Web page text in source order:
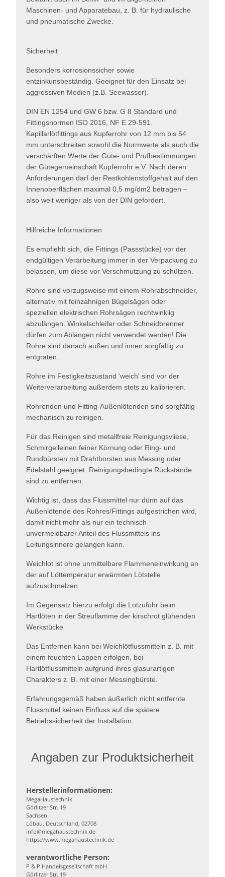
Maschinen- und Apparatebau, z. B. für hydraulische
und pneumatische Zwecke.
Sicherheit
Besonders korrosionssicher sowie
entzinkunsbeständig. Geeignet für den Einsatz bei
aggressiven Medien (z.B. Seewasser).
DIN EN 1254 und GW 6 bzw. G 8 Standard und
Fittingsnormen ISO 2016, NF E 29-591.
Kapillarlötfittings aus Kupferrohr von 12 mm bis 54
mm unterschreiten sowohl die Normwerte als auch die
verschärften Werte der Güte- und Prüfbestimmungen
der Gütegemeinschaft Kupferrohr e.V. Nach deren
Anforderungen darf der Restkohlenstoffgehalt auf den
Innenoberflächen maximal 0,5 mg/dm2 betragen –
also weit weniger als von der DIN gefordert.
Hilfreiche Informationen
Es empfiehlt sich, die Fittings (Passstücke) vor der
endgültigen Verarbeitung immer in der Verpackung zu
belassen, um diese vor Verschmutzung zu schützen.
Rohre sind vorzugsweise mit einem Rohrabschneider,
alternativ mit feinzahnigen Bügelsägen oder
speziellen elektrischen Rohrsägen rechtwinklig
abzulängen. Winkelschleifer oder Schneidbrenner
dürfen zum Ablängen nicht verwendet werden! Die
Rohre sind danach außen und innen sorgfältig zu
entgraten.
Rohre im Festigkeitszustand 'weich' sind vor der
Weiterverarbeitung außerdem stets zu kalibrieren.
Rohrenden und Fitting-Außenlötenden sind sorgfältig
mechanisch zu reinigen.
Für das Reinigen sind metallfreie Reinigungsvliese,
Schmirgelleinen feiner Körnung oder Ring- und
Rundbürsten mit Drahtborsten aus Messing oder
Edelstahl geeignet. Reinigungsbedingte Rückstände
sind zu entfernen.
Wichtig ist, dass das Flussmittel nur dünn auf das
Außenlötende des Rohres/Fittings aufgestrichen wird,
damit nicht mehr als nur ein technisch
unvermeidbarer Anteil des Flussmittels ins
Leitungsinnere gelangen kann.
Weichlot ist ohne unmittelbare Flammeneinwirkung an
der auf Löttemperatur erwärmten Lötstelle
aufzuschmelzen.
Im Gegensatz hierzu erfolgt die Lotzufuhr beim
Hartlöten in der Streuflamme der kirschrot glühenden
Werkstücke
Das Entfernen kann bei Weichlötflussmitteln z. B. mit
einem feuchten Lappen erfolgen, bei
Hartlötflussmitteln aufgrund ihres glasurartigen
Charakters z. B. mit einer Messingbürste.
Erfahrungsgemäß haben äußerlich nicht entfernte
Flussmittel keinen Einfluss auf die spätere
Betriebssicherheit der Installation
Angaben zur Produktsicherheit
Herstellerinformationen:
MegaHaustechnik
Görlitzer Str. 19
Sachsen
Löbau, Deutschland, 02708
info@megahaustechnik.de
https://www.megahaustechnik.de
verantwortliche Person:
P & P Handelsgesellschaft mbH
Görlitzer Str. 19